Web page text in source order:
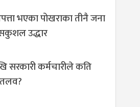
भएका पोखराका तीनै जना
उद्धार
सरकारी कर्मचारीले कति